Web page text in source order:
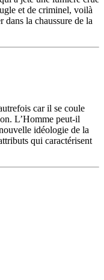
et de criminel, voilà
dans la chaussure de la
car il se coule
L’Homme peut-il
idéologie de la
qui caractérisent